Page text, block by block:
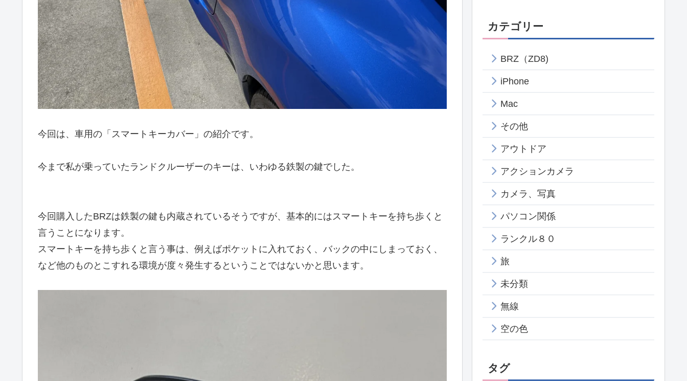
今回は、車用の「スマートキーカバー」の紹介です。
今まで私が乗っていたランドクルーザーのキーは、いわゆる鉄製の鍵でした。
今回購入したBRZは鉄製の鍵も内蔵されているそうですが、基本的にはスマートキーを持ち歩くと
言うことになります。
スマートキーを持ち歩くと言う事は、例えばポケットに入れておく、バックの中にしまっておく、
など他のものとこすれる環境が度々発生するということではないかと思います。
カテゴリー
BRZ（ZD8)
iPhone
Mac
その他
アウトドア
アクションカメラ
カメラ、写真
パソコン関係
ランクル８０
旅
未分類
無線
空の色
タグ